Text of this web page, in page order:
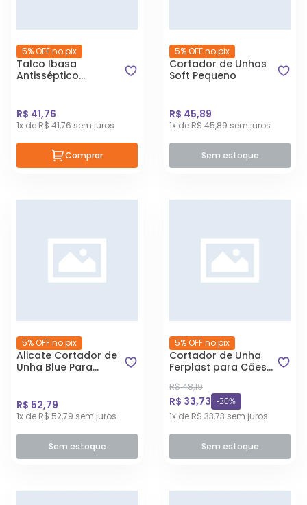
5% OFF no pix
Talco Ibasa
Antisséptico
Cães 100g
R$ 41,76
1x de R$ 41,76 sem juros
Comprar
5% OFF no pix
Cortador de Unhas
Soft Pequeno
R$ 45,89
1x de R$ 45,89 sem juros
Sem estoque
5% OFF no pix
Alicate Cortador de
Unha Blue Para
R$ 52,79
1x de R$ 52,79 sem juros
Sem estoque
5% OFF no pix
Cortador de Unha
Ferplast para Cães
R$ 48,19
R$ 33,73 -30%
1x de R$ 33,73 sem juros
Sem estoque